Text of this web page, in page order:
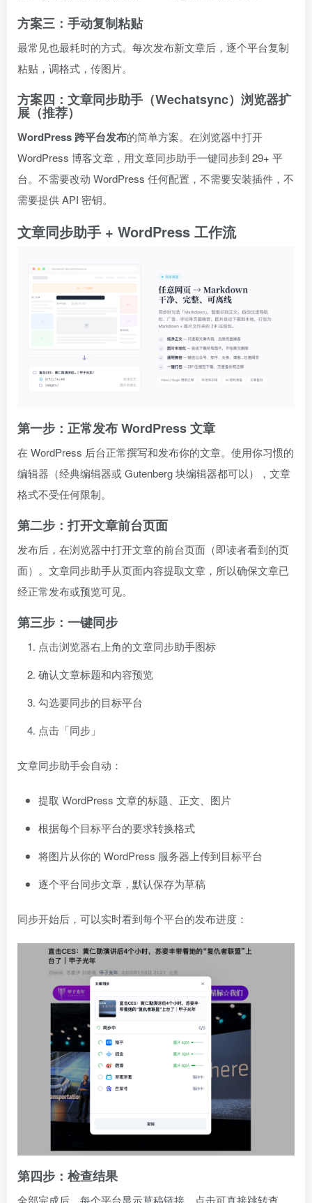
方案三：手动复制粘贴
最常见也最耗时的方式。每次发布新文章后，逐个平台复制
粘贴，调格式，传图片。
方案四：文章同步助手（Wechatsync）浏览器扩
展（推荐）
WordPress 跨平台发布的简单方案。在浏览器中打开
WordPress 博客文章，用文章同步助手一键同步到 29+ 平
台。不需要改动 WordPress 任何配置，不需要安装插件，不
需要提供 API 密钥。
文章同步助手 + WordPress 工作流
第一步：正常发布 WordPress 文章
在 WordPress 后台正常撰写和发布你的文章。使用你习惯的
编辑器（经典编辑器或 Gutenberg 块编辑器都可以），文章
格式不受任何限制。
第二步：打开文章前台页面
发布后，在浏览器中打开文章的前台页面（即读者看到的页
面）。文章同步助手从页面内容提取文章，所以确保文章已
经正常发布或预览可见。
第三步：一键同步
点击浏览器右上角的文章同步助手图标
确认文章标题和内容预览
勾选要同步的目标平台
点击「同步」
文章同步助手会自动：
提取 WordPress 文章的标题、正文、图片
根据每个目标平台的要求转换格式
将图片从你的 WordPress 服务器上传到目标平台
逐个平台同步文章，默认保存为草稿
同步开始后，可以实时看到每个平台的发布进度：
第四步：检查结果
全部完成后，每个平台显示草稿链接，点击可直接跳转查